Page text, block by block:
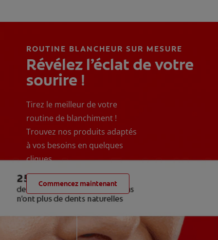
ROUTINE BLANCHEUR SUR MESURE
Révélez l’éclat de votre
sourire !
Tirez le meilleur de votre
routine de blanchiment !
Trouvez nos produits adaptés
à vos besoins en quelques
cliques
Commencez maintenant